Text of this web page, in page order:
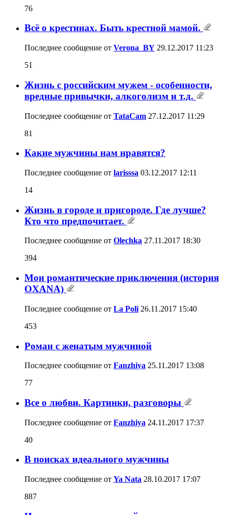
76
Всё о крестинах. Быть крестной мамой.
Последнее сообщение от Verona_BY 29.12.2017 11:23
51
Жизнь с российским мужем - особенности,
вредные привычки, алкоголизм и т.д.
Последнее сообщение от TataCam 27.12.2017 11:29
81
Какие мужчины нам нравятся?
Последнее сообщение от larisssa 03.12.2017 12:11
14
Жизнь в городе и пригороде. Где лучше?
Кто что предпочитает.
Последнее сообщение от Olechka 27.11.2017 18:30
394
Мои романтические приключения (история
OXANA)
Последнее сообщение от La Poli 26.11.2017 15:40
453
Роман с женатым мужчиной
Последнее сообщение от Fanzhiya 25.11.2017 13:08
77
Все о любви. Картинки, разговоры
Последнее сообщение от Fanzhiya 24.11.2017 17:37
40
В поисках идеального мужчины
Последнее сообщение от Ya Nata 28.10.2017 17:07
887